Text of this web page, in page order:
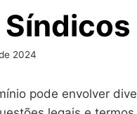
2024
pode envolver